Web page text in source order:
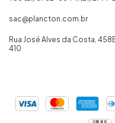
sac@plancton.com.br
Rua José Alves da Costa,
410